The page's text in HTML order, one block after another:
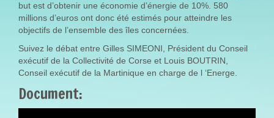
but est d’obtenir une économie d’énergie de 10%. 580
millions d’euros ont donc été estimés pour atteindre les
objectifs de l’ensemble des îles concernées.
Suivez le débat entre Gilles SIMEONI, Président du Conseil
exécutif de la Collectivité de Corse et Louis BOUTRIN,
Conseil exécutif de la Martinique en charge de l ‘Energe.
Document: